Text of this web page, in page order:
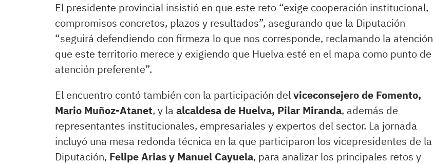
El presidente provincial insistió en que este reto “exige cooperación institucional,
compromisos concretos, plazos y resultados”, asegurando que la Diputación
“seguirá defendiendo con firmeza lo que nos corresponde, reclamando la atención
que este territorio merece y exigiendo que Huelva esté en el mapa como punto de
atención preferente”.
El encuentro contó también con la participación delviceconsejero de Fomento,
Mario Muñoz-Atanet, y la alcaldesa de Huelva, Pilar Miranda, además de
representantes institucionales, empresariales y expertos del sector. La jornada
incluyó una mesa redonda técnica en la que participaron los vicepresidentes de la
Diputación, Felipe Arias y Manuel Cayuela, para analizar los principales retos y